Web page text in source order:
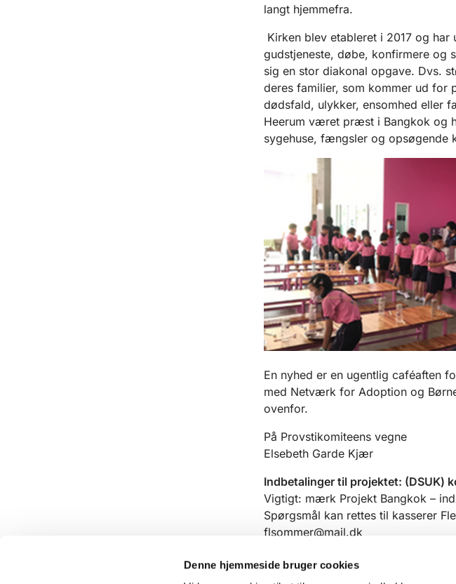
Denne hjemmeside bruger cookies
langt hjemmefra.
Kirken blev etableret i 2017 og
gudstjeneste, døbe, konfirmere og
sig en stor diakonal opgave. Dvs.
deres familier, som kommer ud for
dødsfald, ulykker, ensomhed eller
Heerum været præst i Bangkok og
sygehuse, fængsler og opsøgende
En nyhed er en ugentlig caféaften
med Netværk for Adoption og
ovenfor.
På Provstikomiteens vegne
Elsebeth Garde Kjær
Indbetalinger til projektet: (DSUK)
Vigtigt: mærk Projekt Bangkok –
Spørgsmål kan rettes til kasserer
flsommer@mail.dk